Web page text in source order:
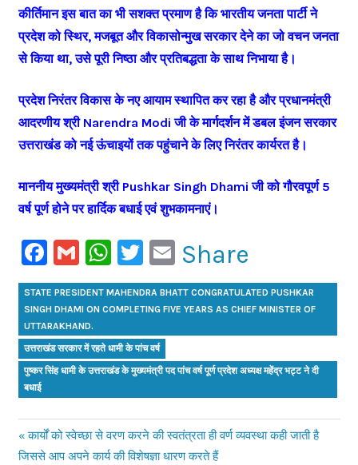
कीर्तिमान इस बात का भी सशक्त प्रमाण है कि भारतीय जनता पार्टी ने
प्रदेश को स्थिर, मजबूत और विकासोन्मुख सरकार देने का जो वचन जनता
से किया था, उसे पूरी निष्ठा और प्रतिबद्धता के साथ निभाया है।
प्रदेश निरंतर विकास के नए आयाम स्थापित कर रहा है और प्रधानमंत्री
आदरणीय श्री Narendra Modi जी के मार्गदर्शन में डबल इंजन सरकार
उत्तराखंड को नई ऊंचाइयों तक पहुंचाने के लिए निरंतर कार्यरत है।
माननीय मुख्यमंत्री श्री Pushkar Singh Dhami जी को गौरवपूर्ण 5
वर्ष पूर्ण होने पर हार्दिक बधाई एवं शुभकामनाएं।
Facebook
GmailWhatsApp
Twitter
Email
Share
STATE PRESIDENT MAHENDRA BHATT CONGRATULATED PUSHKAR
SINGH DHAMI ON COMPLETING FIVE YEARS AS CHIEF MINISTER OF
UTTARAKHAND.
उत्तराखंड सरकार में रहते धामी के पांच वर्ष
पुष्कर सिंह धामी के उत्तराखंड के मुख्यमंत्री पद पांच वर्ष पूर्ण प्रदेश अध्यक्ष महेंद्र भट्ट ने दी
बधाई
Post
Previous
Post:
कार्यों को स्वेच्छा से वरण करने की स्वतंत्रता ही वर्ण व्यवस्था कही जाती है
जिससे आप अपने कार्य की विशेषज्ञा धारण करते हैं